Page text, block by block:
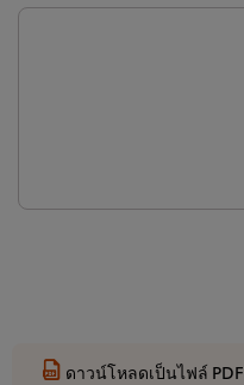
ดาวน์โหลดเป็นไฟล์ PDF